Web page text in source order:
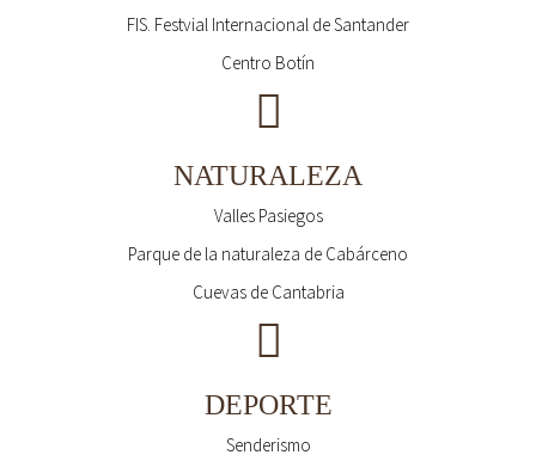
FIS. Festvial Internacional de Santander
Centro Botín
NATURALEZA
Valles Pasiegos
Parque de la naturaleza de Cabárceno
Cuevas de Cantabria
DEPORTE
Senderismo